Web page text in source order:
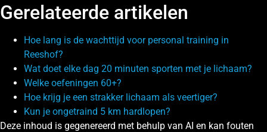
Gerelateerde artikelen
Hoe lang is de wachttijd voor personal training in
Reeshof?
Wat doet elke dag 20 minuten sporten met je lichaam?
Welke oefeningen 60+?
Hoe krijg je een strakker lichaam als veertiger?
Kun je ongetraind 5 km hardlopen?
Deze inhoud is gegenereerd met behulp van AI en kan fouten